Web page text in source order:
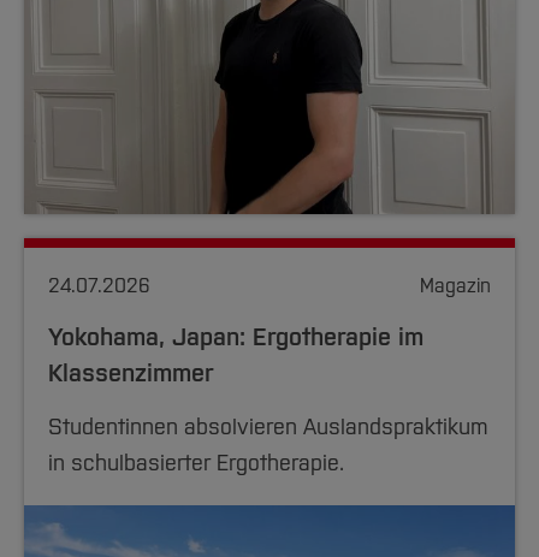
24.07.2026 Magazin
Yokohama, Japan: Ergotherapie im
Klassenzimmer
Studentinnen absolvieren Auslandspraktikum
in schulbasierter Ergotherapie.